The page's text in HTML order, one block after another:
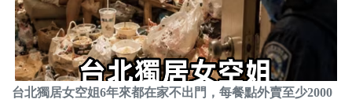
台北獨居女空姐6年來都在家不出門，每餐點外賣至少2000